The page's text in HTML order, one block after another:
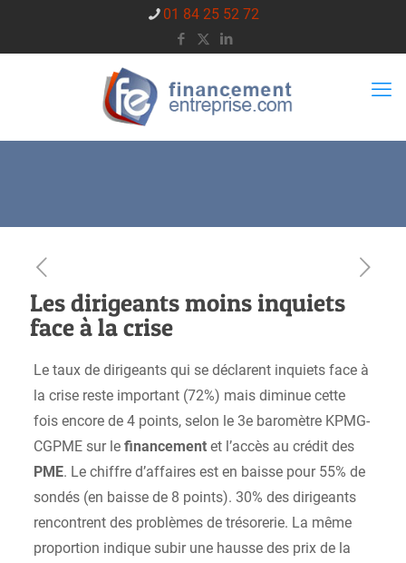
01 84 25 52 72
Les dirigeants moins inquiets
face à la crise
Le taux de dirigeants qui se déclarent inquiets face à
la crise reste important (72%) mais diminue cette
fois encore de 4 points, selon le 3e baromètre KPMG-
CGPME sur le financementet l’accès au crédit des
PME. Le chiffre d’affaires est en baisse pour 55% de
sondés (en baisse de 8 points). 30% des dirigeants
rencontrent des problèmes de trésorerie. La même
proportion indique subir une hausse des prix de la